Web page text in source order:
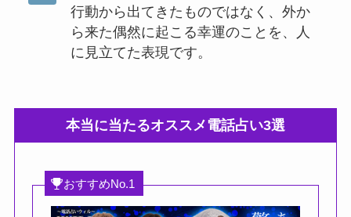
行動から出てきたものではなく、外か
ら来た偶然に起こる幸運のことを、人
に見立てた表現です。
本当に当たるオススメ電話占い3選
おすすめNo.1